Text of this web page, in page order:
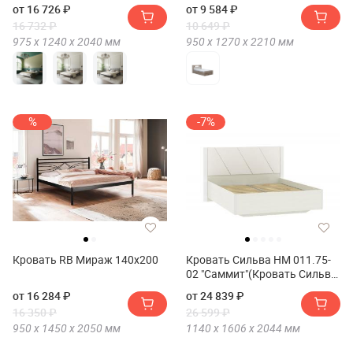
от 16 726 ₽
16 732 ₽
975 х 1240 х2040 мм
двуспальная 1200 FANT
Ольга 19 без основания)
от 9 584 ₽
10 649 ₽
950 х 1270 х2210 мм
%
Кровать RB Мираж 140х200
от 16 284 ₽
16 350 ₽
950 х 1450 х2050 мм
-7%
Кровать Сильва НМ 011.75-
02 "Саммит"(Кровать Сильва
от 24 839 ₽
26 599 ₽
1140 х 1606 х2044 мм